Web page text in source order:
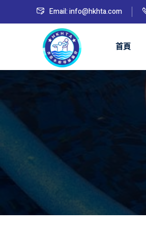
Email: info@hkhta.com
首頁